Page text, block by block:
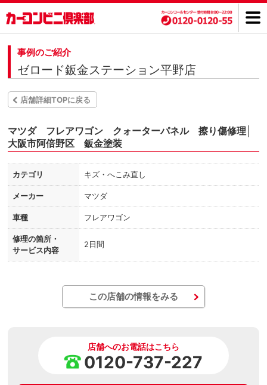
事例のご紹介
ゼロード鈑金ステーション平野店
店舗詳細TOPに戻る
マツダ フレアワゴン クォーターパネル 擦り傷修理│
大阪市阿倍野区 鈑金塗装
カテゴリ キズ・へこみ直し
メーカー マツダ
車種 フレアワゴン
修理の箇所・
サービス内容
2日間
この店舗の情報をみる
店舗へのお電話はこちら
0120-737-227